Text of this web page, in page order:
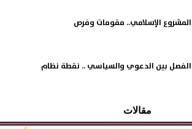
المشروع الإسلامي.. مقومات وفرص
الفصل بين الدعوي والسياسي .. نقطة نظام
مقالات